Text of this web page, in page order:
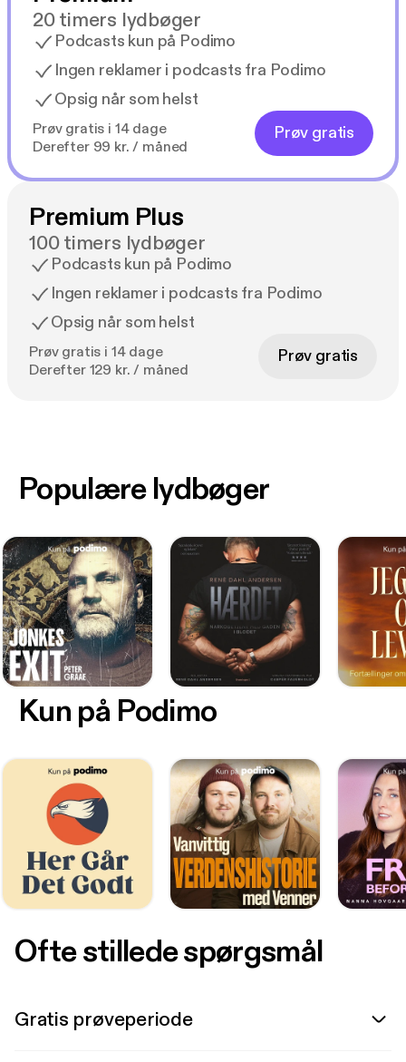
20 timers lydbøger
Podcasts kun på Podimo
Ingen reklamer i podcasts fra Podimo
Opsig når som helst
Prøv gratis i 14 dage
Derefter 99 kr. / måned
Prøv gratis
Premium Plus
100 timers lydbøger
Podcasts kun på Podimo
Ingen reklamer i podcasts fra Podimo
Opsig når som helst
Prøv gratis i 14 dage
Derefter 129 kr. / måned
Prøv gratis
Kun på Podimo
Populære lydbøger
Ofte stillede spørgsmål
Gratis prøveperiode